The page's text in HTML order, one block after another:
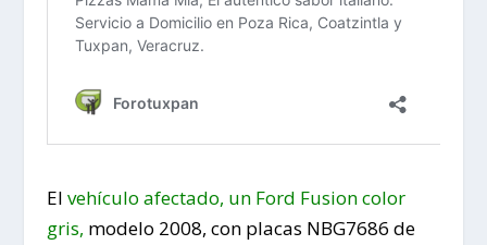
El vehículo afectado, un Ford Fusion color
gris, modelo 2008, con placas NBG7686 de